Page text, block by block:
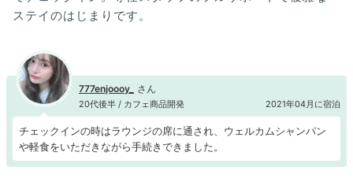
ステイのはじまりです。
777enjoooy_
20代後半 / カフェ商品開発 2021年04月に宿泊
チェックインの時はラウンジの席に通され、ウェルカムシャンパン
や軽食をいただきながら手続きできました。